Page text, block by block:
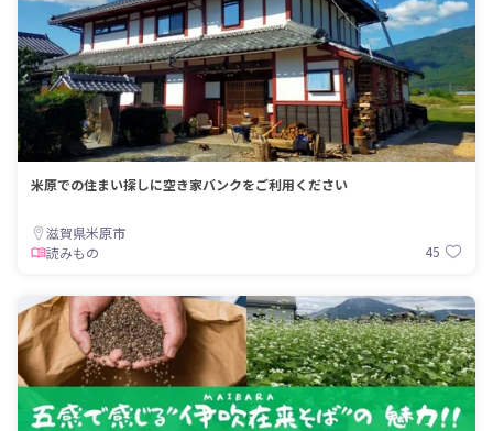
米原での住まい探しに空き家バンクをご利用ください
滋賀県米原市
読みもの
45